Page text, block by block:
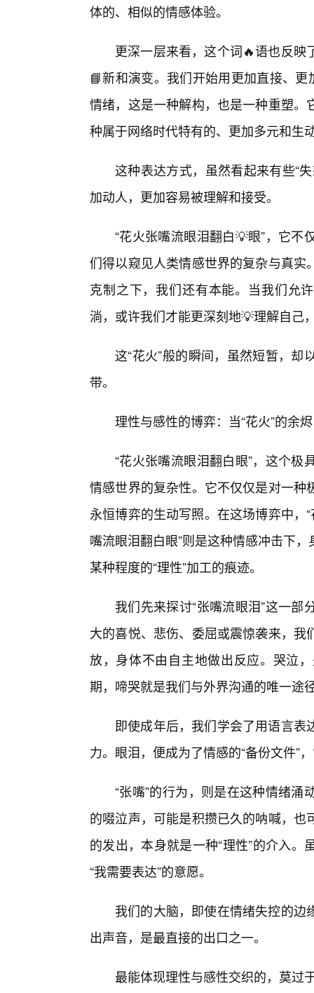
体的、相似的情感体验。
更深一层来看，这个词🔥语也反
📘新和演变。我们开始用更加直接、
情绪，这是一种解构，也是一种重塑
种属于网络时代特有的、更加多元和生
这种表达方式，虽然看起来有些“
加动人，更加容易被理解和接受。
“花火张嘴流眼泪翻白💡眼”，它
们得以窥见人类情感世界的复杂与真
克制之下，我们还有本能。当我们允
淌，或许我们才能更深刻地💡理解自己
这“花火”般的瞬间，虽然短暂，
带。
理性与感性的博弈：当“花火”的余
“花火张嘴流眼泪翻白眼”，这个
情感世界的复杂性。它不仅仅是对一
永恒博弈的生动写照。在这场博弈中，
嘴流眼泪翻白眼”则是这种情感冲击下
某种程度的“理性”加工的痕迹。
我们先来探讨“张嘴流眼泪”这一
大的喜悦、悲伤、委屈或震惊袭来，
放，身体不由自主地做出反应。哭泣
期，啼哭就是我们与外界沟通的唯一途
即使成年后，我们学会了用语言
力。眼泪，便成为了情感的“备份文件”
“张嘴”的行为，则是在这种情绪
的啜泣声，可能是积攒已久的呐喊，
的发出，本身就是一种“理性”的介入
“我需要表达”的意愿。
我们的大脑，即使在情绪失控的
出声音，是最直接的出口之一。
最能体现理性与感性交织的，莫过